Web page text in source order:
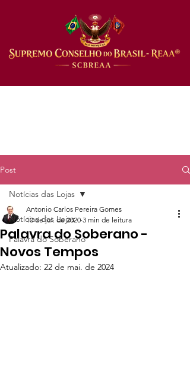
Post
Notícias das Lojas
Palavra do Soberano
Notícias das Lojas
Palavra do Soberano -
Novos Tempos
Antonio Carlos Pereira Gomes
10 de jul. de 2020 3 min de leitura
Atualizado: 22 de mai. de 2024